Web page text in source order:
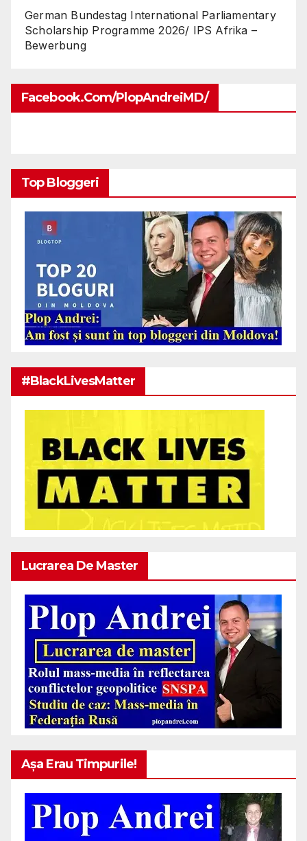
German Bundestag International Parliamentary
Scholarship Programme 2026/ IPS Afrika –
Bewerbung
Facebook.com/PlopAndreiMD/
Top Bloggeri
#BlackLivesMatter
Lucrarea De Master
Așa Erau Timpurile!